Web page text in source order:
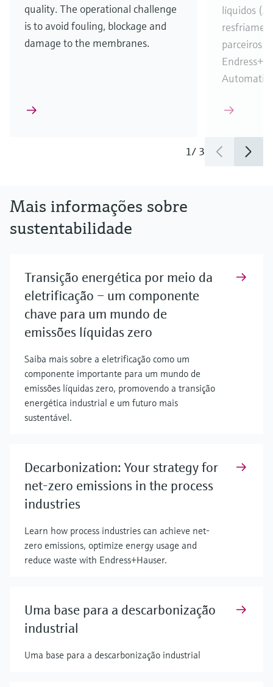
quality. The operational challenge
is to avoid fouling, blockage and
damage to the membranes.
líquidos
parceiros
1/ 3
Mais informações sobre
sustentabilidade
Transição energética por meio da
eletrificação – um componente
chave para um mundo de
emissões líquidas zero
Saiba mais sobre a eletrificação como um
componente importante para um mundo de
emissões líquidas zero, promovendo a transição
energética industrial e um futuro mais
sustentável.
Decarbonization: Your strategy for
net-zero emissions in the process
industries
Learn how process industries can achieve net-
zero emissions, optimize energy usage and
reduce waste with Endress+Hauser.
Uma base para a descarbonização
industrial
Uma base para a descarbonização industrial